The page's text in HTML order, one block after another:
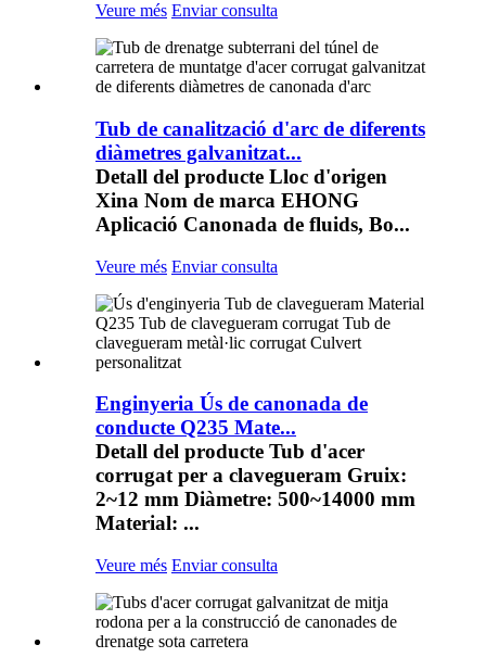
Veure més Enviar consulta
Tub de canalització d'arc de diferents
diàmetres galvanitzat...
Detall del producte Lloc d'origen
Xina Nom de marca EHONG
Aplicació Canonada de fluids, Bo...
Veure més Enviar consulta
Enginyeria Ús de canonada de
conducte Q235 Mate...
Detall del producte Tub d'acer
corrugat per a clavegueram Gruix:
2~12 mm Diàmetre: 500~14000 mm
Material: ...
Veure més Enviar consulta